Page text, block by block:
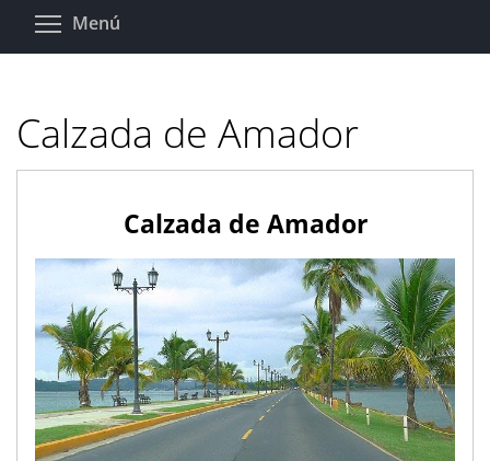
Pasar
Menú
Calzada de Amador
Calzada de Amador